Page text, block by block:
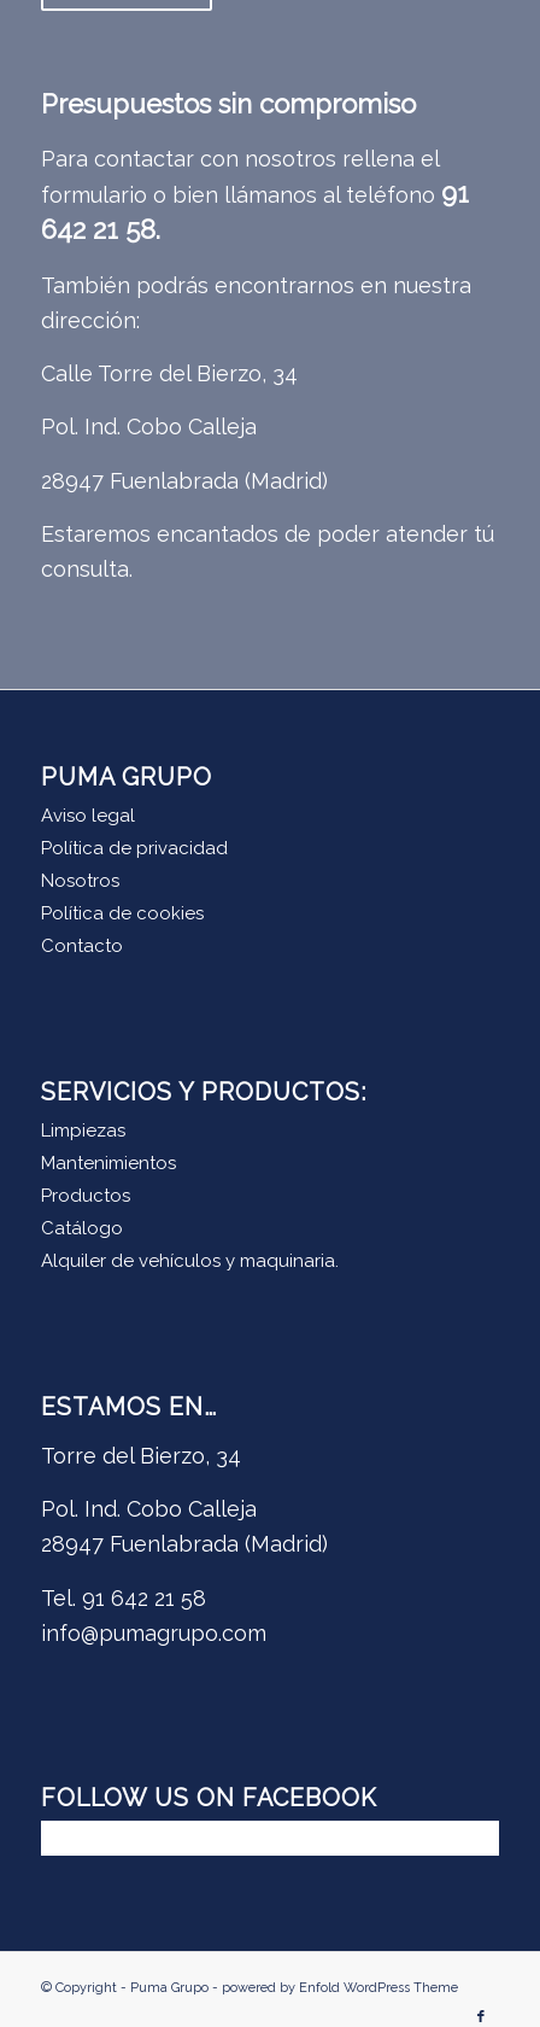
Presupuestos sin compromiso
Para contactar con nosotros rellena el
formulario o bien llámanos al teléfono 91
642 21 58.
También podrás encontrarnos en nuestra
dirección:
Calle Torre del Bierzo, 34
Pol. Ind. Cobo Calleja
28947 Fuenlabrada (Madrid)
Estaremos encantados de poder atender tú
consulta.
PUMA GRUPO
Aviso legal
Política de privacidad
Nosotros
Política de cookies
Contacto
SERVICIOS Y PRODUCTOS:
Limpiezas
Mantenimientos
Productos
Catálogo
Alquiler de vehículos y maquinaria.
ESTAMOS EN…
Torre del Bierzo, 34
Pol. Ind. Cobo Calleja
28947 Fuenlabrada (Madrid)
Tel. 91 642 21 58
info@pumagrupo.com
FOLLOW US ON FACEBOOK
© Copyright - Puma Grupo - powered by Enfold WordPress Theme